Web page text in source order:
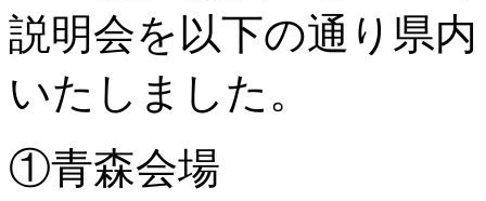
説明会を以下の通り県
いたしました。
①青森会場